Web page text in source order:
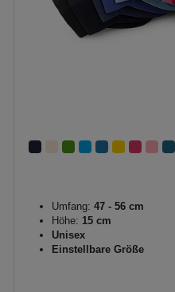
Umfang: 47 - 56 cm
Höhe: 15 cm
Unisex
Einstellbare Größe